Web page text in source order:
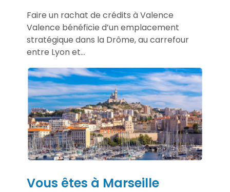
Faire un rachat de crédits à Valence
Valence bénéficie d’un emplacement
stratégique dans la Drôme, au carrefour
entre Lyon et...
Vous êtes à Marseille